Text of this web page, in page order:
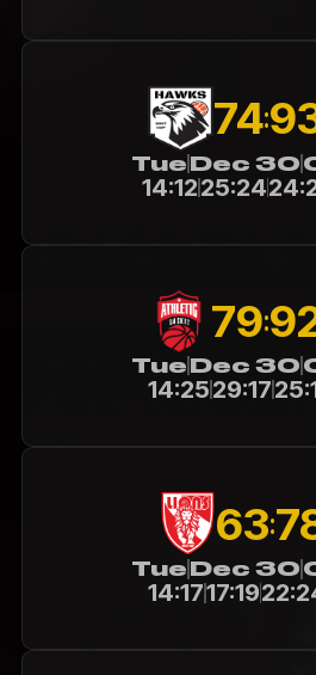
74:
TueDec 30
14:1225:24
79:
TueDec 30
14:2529:17
63:
TueDec 30
14:1717:19